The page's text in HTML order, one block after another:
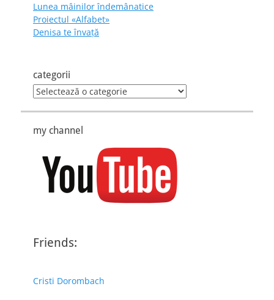
Lunea mâinilor îndemânatice
Proiectul «Alfabet»
Denisa te învaţă
categorii
categorii
my channel
Friends:
Cristi Dorombach